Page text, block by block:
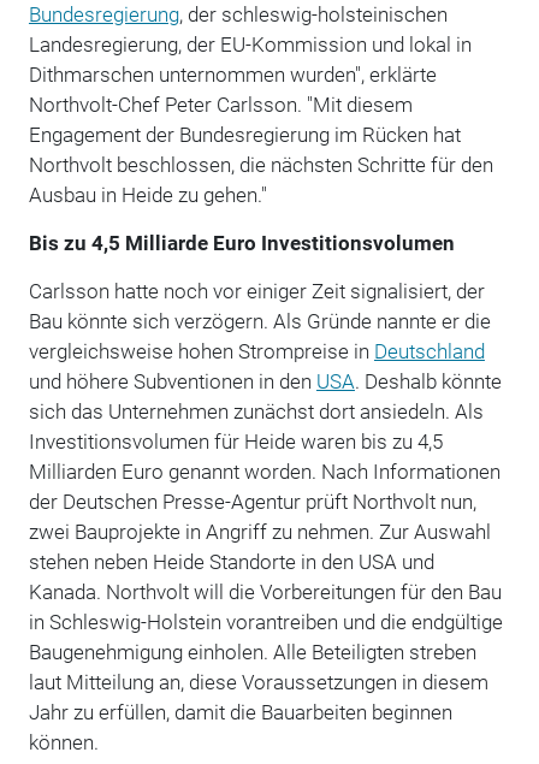
Bundesregierung, der schleswig-holsteinischen
Landesregierung, der EU-Kommission und lokal in
Dithmarschen unternommen wurden", erklärte
Northvolt-Chef Peter Carlsson. "Mit diesem
Engagement der Bundesregierung im Rücken hat
Northvolt beschlossen, die nächsten Schritte für den
Ausbau in Heide zu gehen."
Bis zu 4,5 Milliarde Euro Investitionsvolumen
Carlsson hatte noch vor einiger Zeit signalisiert, der
Bau könnte sich verzögern. Als Gründe nannte er die
vergleichsweise hohen Strompreise in Deutschland
und höhere Subventionen in den USA. Deshalb könnte
sich das Unternehmen zunächst dort ansiedeln. Als
Investitionsvolumen für Heide waren bis zu 4,5
Milliarden Euro genannt worden. Nach Informationen
der Deutschen Presse-Agentur prüft Northvolt nun,
zwei Bauprojekte in Angriff zu nehmen. Zur Auswahl
stehen neben Heide Standorte in den USA und
Kanada. Northvolt will die Vorbereitungen für den Bau
in Schleswig-Holstein vorantreiben und die endgültige
Baugenehmigung einholen. Alle Beteiligten streben
laut Mitteilung an, diese Voraussetzungen in diesem
Jahr zu erfüllen, damit die Bauarbeiten beginnen
können.